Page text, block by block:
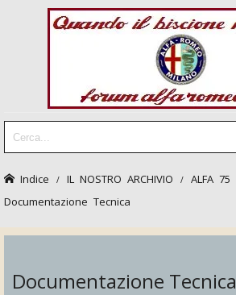
Indice IL NOSTRO ARCHIVIO ALFA 75
Documentazione Tecnica
Documentazione Tecnica